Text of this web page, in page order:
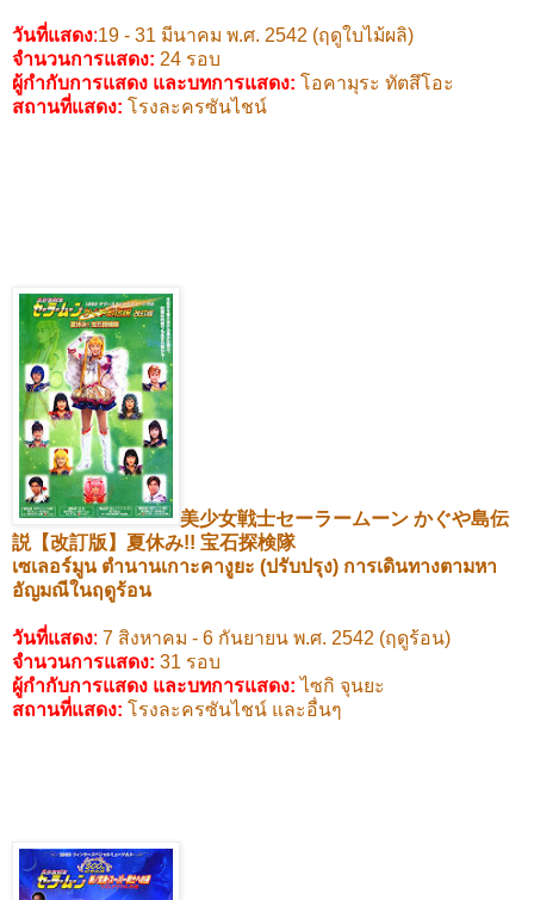
วันที่แสดง:19 - 31 มีนาคม พ.ศ. 2542 (ฤดูใบไม้ผลิ)
จำนวนการแสดง: 24 รอบ
ผู้กำกับการแสดง และบทการแสดง: โอคามุระ ทัตสึโอะ
สถานที่แสดง: โรงละครซันไชน์
美少女戦士セーラームーン かぐや島伝
説【改訂版】夏休み!! 宝石探検隊
เซเลอร์มูน ตำนานเกาะคางูยะ (ปรับปรุง) การเดินทางตามหา
อัญมณีในฤดูร้อน
วันที่แสดง: 7 สิงหาคม - 6 กันยายน พ.ศ. 2542 (ฤดูร้อน)
จำนวนการแสดง: 31 รอบ
ผู้กำกับการแสดง และบทการแสดง: ไซกิ จุนยะ
สถานที่แสดง: โรงละครซันไชน์ และอื่นๆ